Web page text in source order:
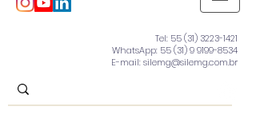
Tel: 55 (31) 3223-1421
WhatsApp: 55 (31) 9 9199-8534
E-mail: silemg@silemg.com.br